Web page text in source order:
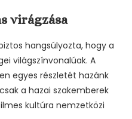
virágzása
hangsúlyozta, hogy a
világszínvonalúak. A
egyes részletét hazánk
a hazai szakemberek
kultúra nemzetközi